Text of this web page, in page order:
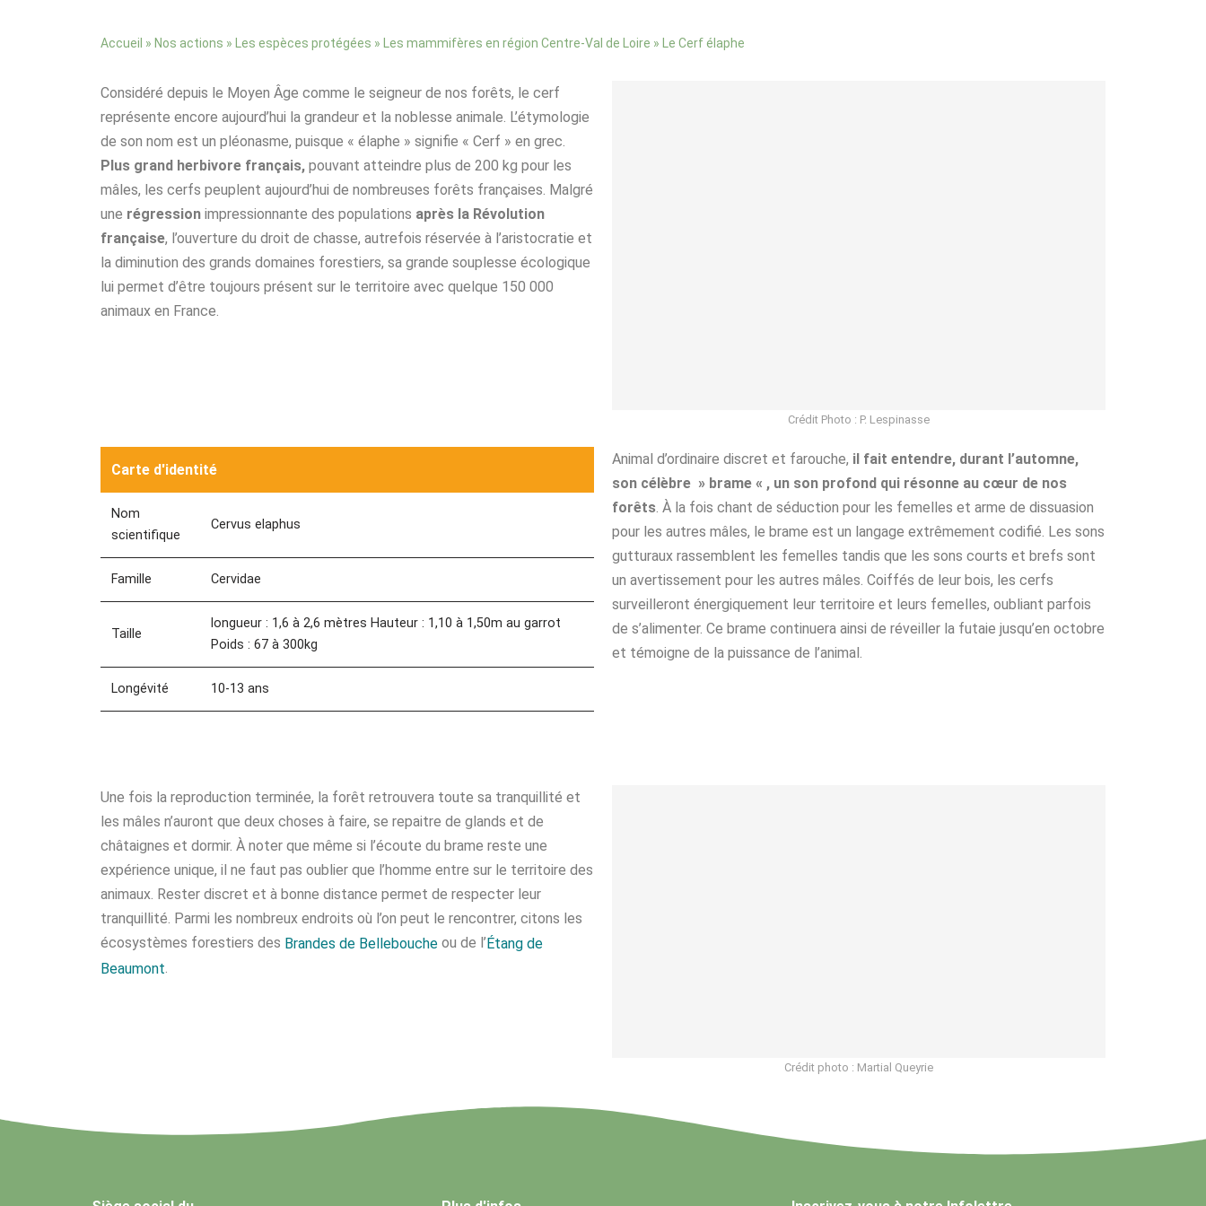
Accueil » Nos actions » Les espèces protégées » Les mammifères en région Centre-Val de Loire » Le Cerf élaphe
Considéré depuis le Moyen Âge comme le seigneur de nos forêts, le cerf
représente encore aujourd’hui la grandeur et la noblesse animale. L’étymologie
de son nom est un pléonasme, puisque « élaphe » signifie « Cerf » en grec.
Plus grand herbivore français, pouvant atteindre plus de 200 kg pour les
mâles, les cerfs peuplent aujourd’hui de nombreuses forêts françaises. Malgré
une régression impressionnante des populations après la Révolution
française, l’ouverture du droit de chasse, autrefois réservée à l’aristocratie et
la diminution des grands domaines forestiers, sa grande souplesse écologique
lui permet d’être toujours présent sur le territoire avec quelque 150 000
animaux en France.
Crédit Photo : P. Lespinasse
Carte d'identité
Nom
scientifique
Cervus elaphus
Famille Cervidae
Taille
longueur : 1,6 à 2,6 mètres Hauteur : 1,10 à 1,50m au garrot
Poids : 67 à 300kg
Longévité 10-13 ans
Animal d’ordinaire discret et farouche, il fait entendre, durant l’automne,
son célèbre » brame « , un son profond qui résonne au cœur de nos
forêts. À la fois chant de séduction pour les femelles et arme de dissuasion
pour les autres mâles, le brame est un langage extrêmement codifié. Les sons
gutturaux rassemblent les femelles tandis que les sons courts et brefs sont
un avertissement pour les autres mâles. Coiffés de leur bois, les cerfs
surveilleront énergiquement leur territoire et leurs femelles, oubliant parfois
de s’alimenter. Ce brame continuera ainsi de réveiller la futaie jusqu’en octobre
et témoigne de la puissance de l’animal.
Une fois la reproduction terminée, la forêt retrouvera toute sa tranquillité et
les mâles n’auront que deux choses à faire, se repaitre de glands et de
châtaignes et dormir. À noter que même si l’écoute du brame reste une
expérience unique, il ne faut pas oublier que l’homme entre sur le territoire des
animaux. Rester discret et à bonne distance permet de respecter leur
tranquillité. Parmi les nombreux endroits où l’on peut le rencontrer, citons les
écosystèmes forestiers des Brandes de Bellebouche ou de l’ Étang de
Beaumont.
Crédit photo : Martial Queyrie